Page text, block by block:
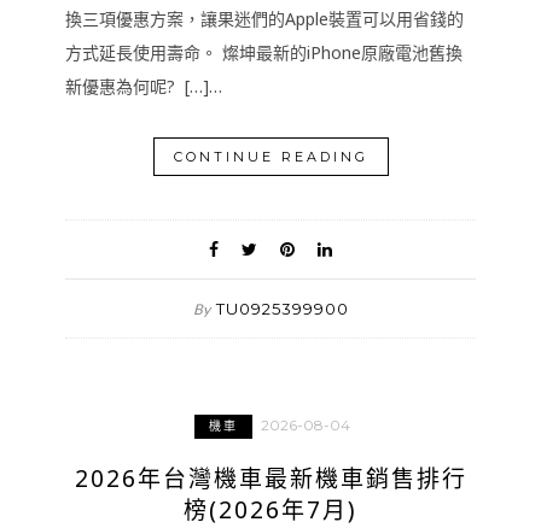
換三項優惠方案，讓果迷們的Apple裝置可以用省錢的
方式延長使用壽命。 燦坤最新的iPhone原廠電池舊換
新優惠為何呢? […]…
CONTINUE READING
By TU0925399900
機車 2026-08-04
2026年台灣機車最新機車銷售排行
榜(2026年7月)